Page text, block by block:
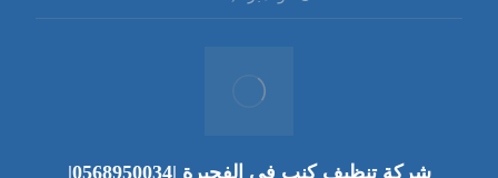
شركة تنظيف كنب في الفجيرة |0568950034|